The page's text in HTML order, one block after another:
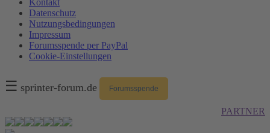
Kontakt
Datenschutz
Nutzungsbedingungen
Impressum
Forumsspende per PayPal
Cookie-Einstellungen
☰ sprinter-forum.de Forumsspende
PARTNER